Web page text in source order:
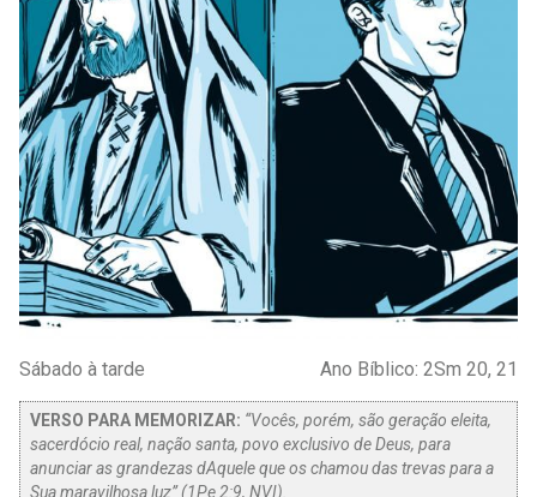
Sábado à tarde Ano Bíblico: 2Sm 20, 21
VERSO PARA MEMORIZAR: “Vocês, porém, são geração eleita,
sacerdócio real, nação santa, povo exclusivo de Deus, para
anunciar as grandezas dAquele que os chamou das trevas para a
Sua maravilhosa luz” (1Pe 2:9, NVI).